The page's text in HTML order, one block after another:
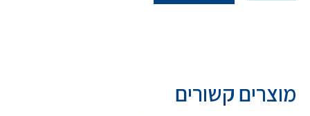
מוצרים קשורים